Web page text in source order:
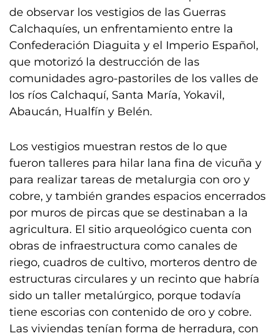
de observar los vestigios de las Guerras
Calchaquíes, un enfrentamiento entre la
Confederación Diaguita y el Imperio Español,
que motorizó la destrucción de las
comunidades agro-pastoriles de los valles de
los ríos Calchaquí, Santa María, Yokavil,
Abaucán, Hualfín y Belén.
Los vestigios muestran restos de lo que
fueron talleres para hilar lana fina de vicuña y
para realizar tareas de metalurgia con oro y
cobre, y también grandes espacios encerrados
por muros de pircas que se destinaban a la
agricultura. El sitio arqueológico cuenta con
obras de infraestructura como canales de
riego, cuadros de cultivo, morteros dentro de
estructuras circulares y un recinto que habría
sido un taller metalúrgico, porque todavía
tiene escorias con contenido de oro y cobre.
Las viviendas tenían forma de herradura, con